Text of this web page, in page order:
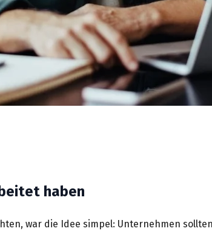
haben
war die Idee simpel: Unternehmen sollten